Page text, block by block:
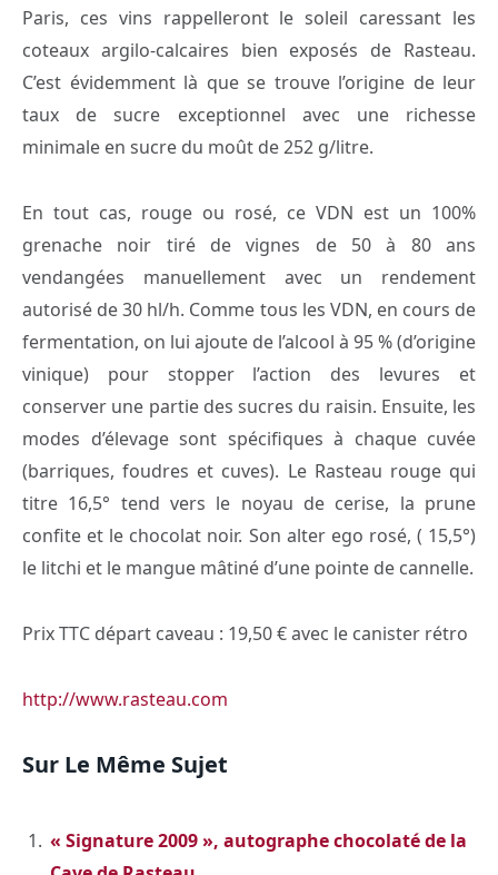
Paris, ces vins rappelleront le soleil caressant les
coteaux argilo-calcaires bien exposés de Rasteau.
C’est évidemment là que se trouve l’origine de leur
taux de sucre exceptionnel avec une richesse
minimale en sucre du moût de 252 g/litre.
En tout cas, rouge ou rosé, ce VDN est un 100%
grenache noir tiré de vignes de 50 à 80 ans
vendangées manuellement avec un rendement
autorisé de 30 hl/h. Comme tous les VDN, en cours de
fermentation, on lui ajoute de l’alcool à 95 % (d’origine
vinique) pour stopper l’action des levures et
conserver une partie des sucres du raisin. Ensuite, les
modes d’élevage sont spécifiques à chaque cuvée
(barriques, foudres et cuves). Le Rasteau rouge qui
titre 16,5° tend vers le noyau de cerise, la prune
confite et le chocolat noir. Son alter ego rosé, ( 15,5°)
le litchi et le mangue mâtiné d’une pointe de cannelle.
Prix TTC départ caveau : 19,50 € avec le canister rétro
http://www.rasteau.com
Sur Le Même Sujet
« Signature 2009 », autographe chocolaté de la